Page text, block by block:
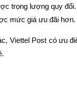
trọng lượng quy đổi.
mức giá ưu đãi hơn.
Post có ưu